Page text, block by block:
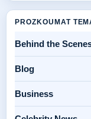
PROZKOUMAT
Behind the
Blog
Business